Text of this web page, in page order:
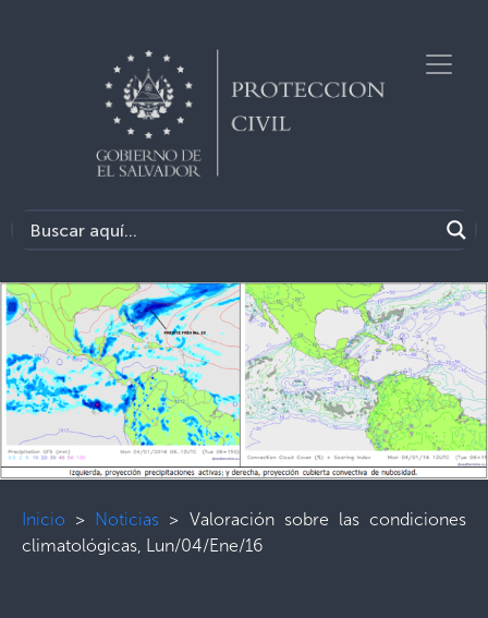
Inicio > Noticias > Valoración sobre las condiciones
climatológicas, Lun/04/Ene/16